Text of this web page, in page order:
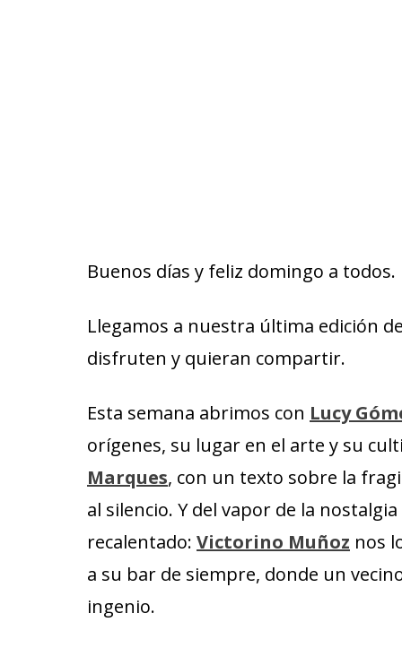
Buenos días y feliz domingo a todos.
Llegamos a nuestra última edición
disfruten y quieran compartir.
Esta semana abrimos con Lucy
orígenes, su lugar en el arte y su
Marques, con un texto sobre la
al silencio. Y del vapor de la
recalentado: Victorino Muñoz nos
a su bar de siempre, donde un
ingenio.